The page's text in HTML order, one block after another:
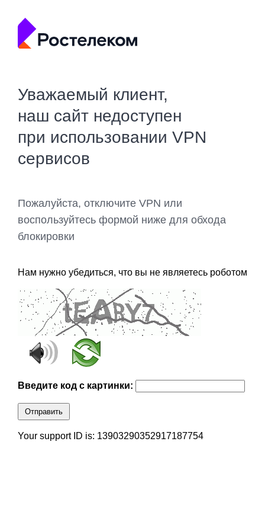
Уважаемый клиент,
наш сайт недоступен
при использовании VPN
сервисов
Пожалуйста, отключите VPN или
воспользуйтесь формой ниже для обхода
блокировки
Нам нужно убедиться, что вы не являетесь роботом
Введите код с картинки:
Отправить
Your support ID is: 13903290352917187754